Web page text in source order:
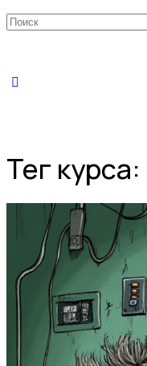
Искать:
Тег курса: